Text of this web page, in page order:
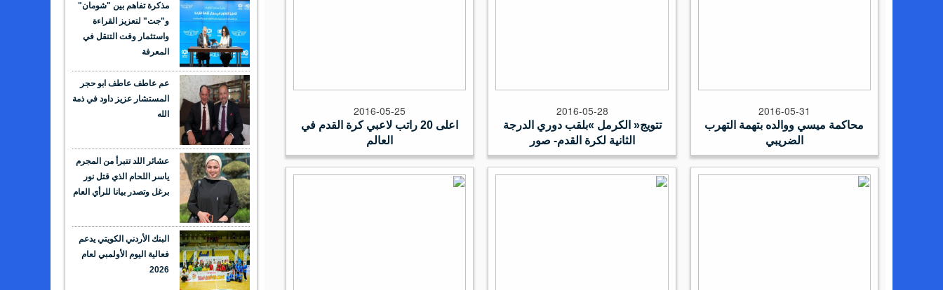
2016-05-31
‬الضريبي
2016-05-28
‬الثانية‭ ‬لكرة‭ ‬القدم- صور
2016-05-25
اعلى 20 راتب لاعبي كرة القدم في
العالم
مذكرة تفاهم بين "شومان"
و"جت" لتعزيز القراءة
واستثمار وقت التنقل في
المعرفة
عم عاطف عاطف ابو حجر
المستشار عزيز داود في ذمة
الله
عشائر اللد تتبرأ من المجرم
ياسر اللحام الذي قتل نور
برغل وتصدر بيانا للرأي العام
البنك الأردني الكويتي يدعم
فعالية اليوم الأولمبي لعام
2026